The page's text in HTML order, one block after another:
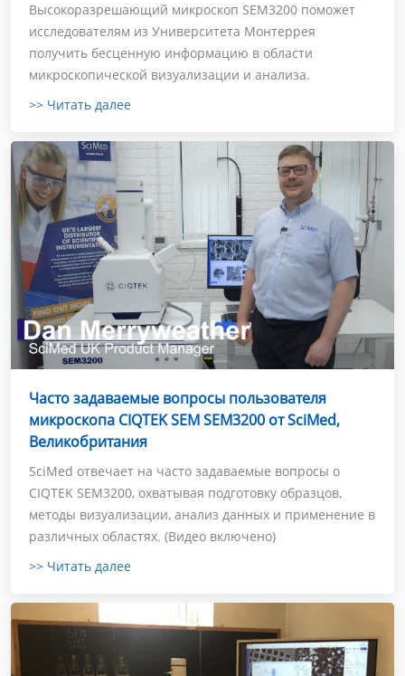
Высокоразрешающий микроскоп SEM3200 поможет
исследователям из Университета Монтеррея
получить бесценную информацию в области
микроскопической визуализации и анализа.
>> Читать далее
Часто задаваемые вопросы пользователя
микроскопа CIQTEK SEM SEM3200 от SciMed,
Великобритания
SciMed отвечает на часто задаваемые вопросы о
CIQTEK SEM3200, охватывая подготовку образцов,
методы визуализации, анализ данных и применение в
различных областях. (Видео включено)
>> Читать далее